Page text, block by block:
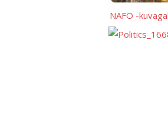
NAFO -